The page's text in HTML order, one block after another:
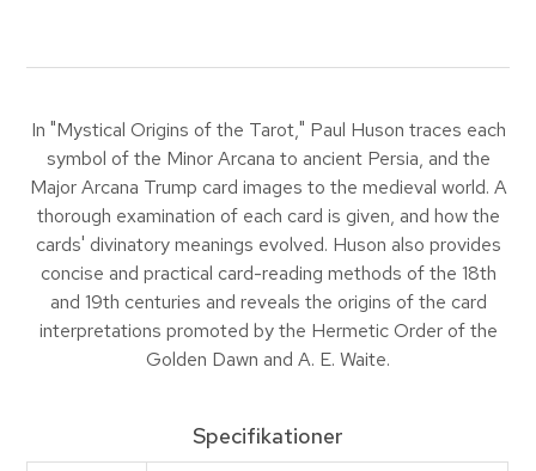
In "Mystical Origins of the Tarot," Paul Huson traces each
symbol of the Minor Arcana to ancient Persia, and the
Major Arcana Trump card images to the medieval world. A
thorough examination of each card is given, and how the
cards' divinatory meanings evolved. Huson also provides
concise and practical card-reading methods of the 18th
and 19th centuries and reveals the origins of the card
interpretations promoted by the Hermetic Order of the
Golden Dawn and A. E. Waite.
Specifikationer